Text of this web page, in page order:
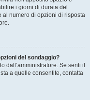
i giorni di durata del
al numero di opzioni di risposta
del sondaggio?
dall’amministratore. Se senti il
a quelle consentite, contatta